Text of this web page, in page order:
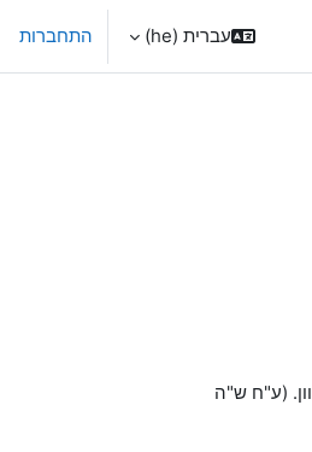
עברית ‎(he)‎ התחברות
(ע"ח ש"ה